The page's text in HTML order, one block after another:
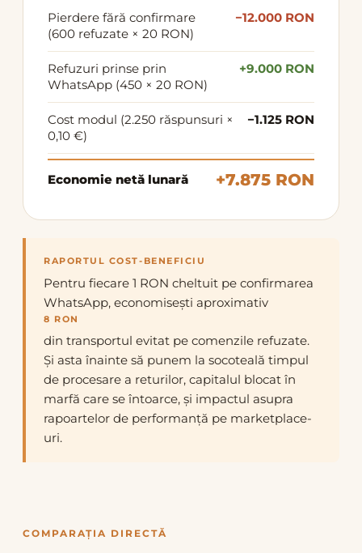
Pierdere fără confirmare
(600 refuzate × 20 RON)
−12.000 RON
Refuzuri prinse prin
WhatsApp (450 × 20 RON)
+9.000 RON
Cost modul (2.250 răspunsuri ×
0,10 €)
−1.125 RON
Economie netă lunară +7.875 RON
RAPORTUL COST-BENEFICIU
Pentru fiecare 1 RON cheltuit pe confirmarea
WhatsApp, economisești aproximativ
8 RON
din transportul evitat pe comenzile refuzate.
Și asta înainte să punem la socoteală timpul
de procesare a returilor, capitalul blocat în
marfă care se întoarce, și impactul asupra
rapoartelor de performanță pe marketplace-
uri.
COMPARAȚIA DIRECTĂ